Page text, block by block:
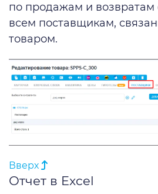
по продажам и возвратам
всем поставщикам,
товаром.
Вверх
Отчет в Excel